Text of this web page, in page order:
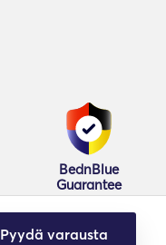
Pyydä varausta
BednBlue
Guarantee